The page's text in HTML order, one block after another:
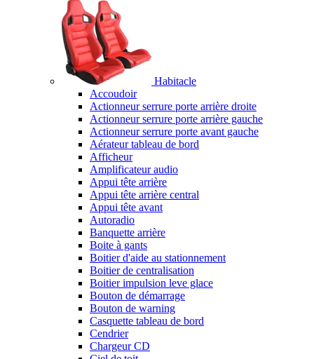
Habitacle
Accoudoir
Actionneur serrure porte arrière droite
Actionneur serrure porte arrière gauche
Actionneur serrure porte avant gauche
Aérateur tableau de bord
Afficheur
Amplificateur audio
Appui tête arrière
Appui tête arrière central
Appui tête avant
Autoradio
Banquette arrière
Boite à gants
Boitier d'aide au stationnement
Boitier de centralisation
Boitier impulsion leve glace
Bouton de démarrage
Bouton de warning
Casquette tableau de bord
Cendrier
Chargeur CD